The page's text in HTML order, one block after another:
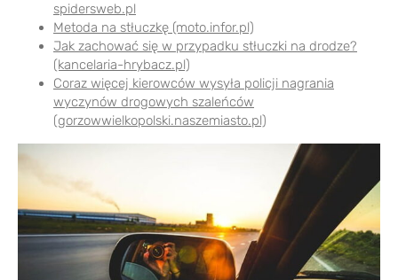
spidersweb.pl
Metoda na stłuczkę (moto.infor.pl)
Jak zachować się w przypadku stłuczki na drodze?
(kancelaria-hrybacz.pl)
Coraz więcej kierowców wysyła policji nagrania
wyczynów drogowych szaleńców
(gorzowwielkopolski.naszemiasto.pl)